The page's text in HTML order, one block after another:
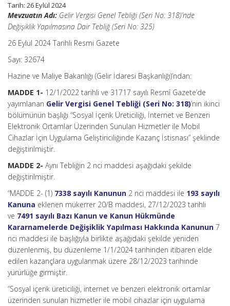
Tarih: 26 Eylül 2024
Mevzuatın Adı: Gelir Vergisi Genel Tebliği (Seri No: 318)’nde
Değişiklik Yapılmasına Dair Tebliğ (Seri No: 325)
26 Eylül 2024 Tarihli Resmi Gazete
Sayı: 32674
Hazine ve Maliye Bakanlığı (Gelir İdaresi Başkanlığı)’ndan:
MADDE 1- 12/1/2022 tarihli ve 31717 sayılı Resmî Gazete’de
yayımlanan Gelir Vergisi Genel Tebliği (Seri No: 318)’nin ikinci
bölümünün başlığı “Sosyal İçerik Üreticiliği, İnternet ve Benzeri
Elektronik Ortamlar Üzerinden Sunulan Hizmetler ile Mobil
Cihazlar İçin Uygulama Geliştiriciliğinde Kazanç İstisnası” şeklinde
değiştirilmiştir.
MADDE 2- Aynı Tebliğin 2 nci maddesi aşağıdaki şekilde
değiştirilmiştir.
“MADDE 2- (1) 7338 sayılı Kanunun 2 nci maddesi ile 193 sayılı
Kanuna eklenen mükerrer 20/B maddesi, 27/12/2023 tarihli
ve 7491 sayılı Bazı Kanun ve Kanun Hükmünde
Kararnamelerde Değişiklik Yapılması Hakkında Kanunun 7
nci maddesi ile başlığıyla birlikte aşağıdaki şekilde yeniden
düzenlenmiş, bu düzenleme 1/1/2024 tarihinden itibaren elde
edilen kazançlara uygulanmak üzere 28/12/2023 tarihinde
yürürlüğe girmiştir.
“Sosyal içerik üreticiliği, internet ve benzeri elektronik ortamlar
üzerinden sunulan hizmetler ile mobil cihazlar için uygulama